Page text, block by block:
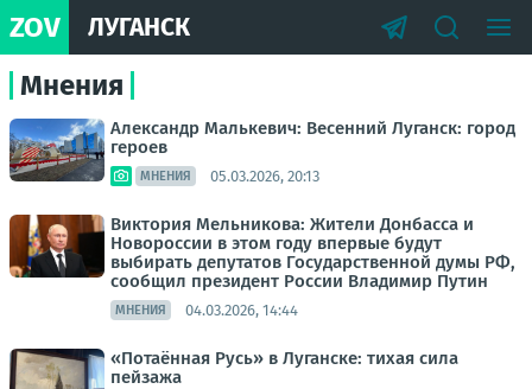
ZOV ЛУГАНСК
Мнения
Александр Малькевич: Весенний Луганск: город
героев
МНЕНИЯ 05.03.2026, 20:13
Виктория Мельникова: Жители Донбасса и
Новороссии в этом году впервые будут
выбирать депутатов Государственной думы РФ,
сообщил президент России Владимир Путин
МНЕНИЯ 04.03.2026, 14:44
«Потаённая Русь» в Луганске: тихая сила
пейзажа